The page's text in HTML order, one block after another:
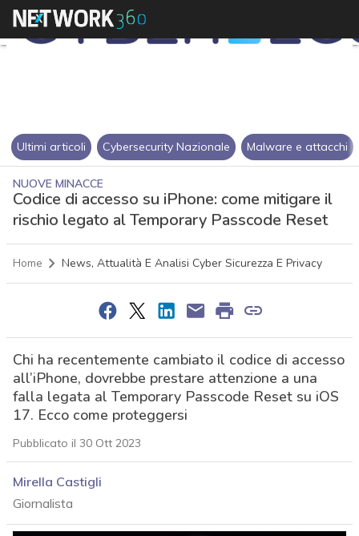
Ultimi articoli Cybersecurity Nazionale Malware e attacchi
NUOVE MINACCE
Codice di accesso su iPhone: come mitigare il
rischio legato al Temporary Passcode Reset
Home News, Attualità E Analisi Cyber Sicurezza E Privacy
Chi ha recentemente cambiato il codice di accesso
all’iPhone, dovrebbe prestare attenzione a una
falla legata al Temporary Passcode Reset su iOS
17. Ecco come proteggersi
Pubblicato il 30 Ott 2023
Mirella Castigli
Giornalista